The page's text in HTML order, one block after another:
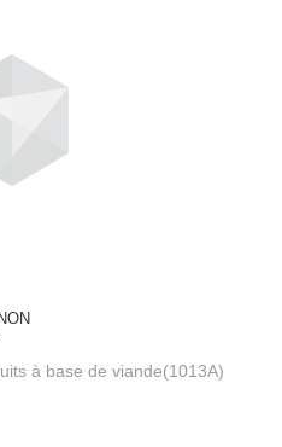
à base de viande(1013A)